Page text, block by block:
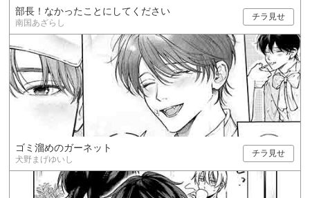
部長！なかったことにしてください
南国あざらし
チラ見せ
ゴミ溜めのガーネット
犬野まげゆいし
チラ見せ